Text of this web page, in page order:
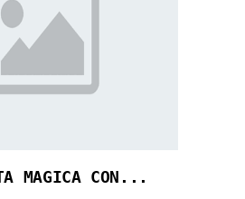
MAGICA CON...